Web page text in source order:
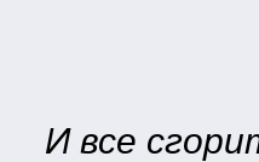
И все